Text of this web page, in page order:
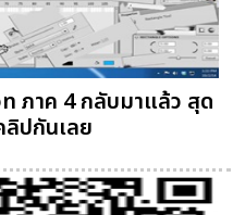
าค 4 กลับมาแล้ว สุด
ปกันเลย